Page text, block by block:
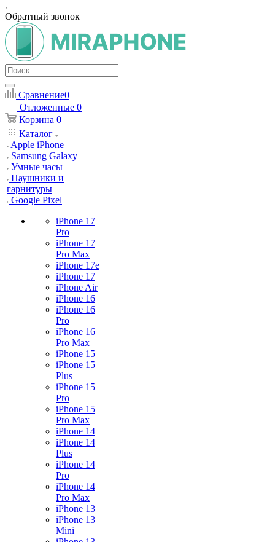
Обратный звонок
Сравнение0
Отложенные 0
Корзина 0
Каталог
Apple iPhone
Samsung Galaxy
Умные часы
Наушники и
гарнитуры
Google Pixel
iPhone 17
Pro
iPhone 17
Pro Max
iPhone 17e
iPhone 17
iPhone Air
iPhone 16
iPhone 16
Pro
iPhone 16
Pro Max
iPhone 15
iPhone 15
Plus
iPhone 15
Pro
iPhone 15
Pro Max
iPhone 14
iPhone 14
Plus
iPhone 14
Pro
iPhone 14
Pro Max
iPhone 13
iPhone 13
Mini